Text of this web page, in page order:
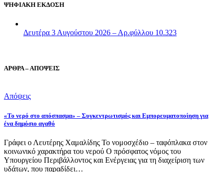
ΨΗΦΙΑΚΗ ΕΚΔΟΣΗ
Δευτέρα 3 Αυγούστου 2026 – Αρ.φύλλου 10.323
ΑΡΘΡΑ – ΑΠΟΨΕΙΣ
Απόψεις
«Το νερό στο απόσπασμα» – Συγκεντρωτισμός και Εμπορευματοποίηση για
ένα δημόσιο αγαθό
Γράφει ο Λευτέρης Χαμαλίδης Το νομοσχέδιο – ταφόπλακα στον
κοινωνικό χαρακτήρα του νερού Ο πρόσφατος νόμος του
Υπουργείου Περιβάλλοντος και Ενέργειας για τη διαχείριση των
υδάτων, που παραδίδει…